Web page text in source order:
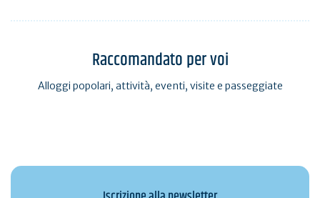
Raccomandato per voi
Alloggi popolari, attività, eventi, visite e passeggiate